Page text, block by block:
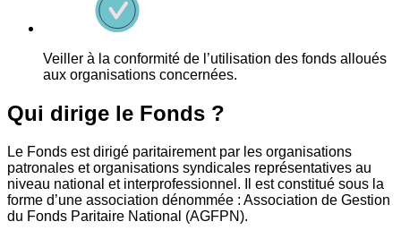
Veiller à la conformité de l’utilisation des fonds alloués
aux organisations concernées.
Qui dirige le Fonds ?
Le Fonds est dirigé paritairement par les organisations
patronales et organisations syndicales représentatives au
niveau national et interprofessionnel. Il est constitué sous la
forme d’une association dénommée : Association de Gestion
du Fonds Paritaire National (AGFPN).